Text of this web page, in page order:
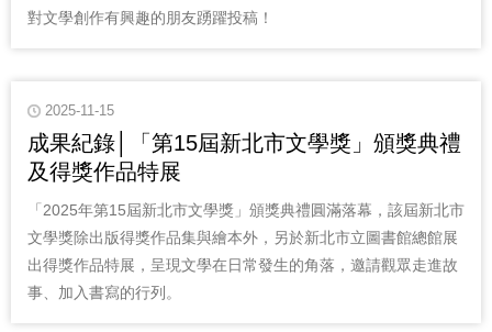
對文學創作有興趣的朋友踴躍投稿！
2025-11-15
成果紀錄│「第15屆新北市文學獎」頒獎典禮
及得獎作品特展
「2025年第15屆新北市文學獎」頒獎典禮圓滿落幕，該屆新北市
文學獎除出版得獎作品集與繪本外，另於新北市立圖書館總館展
出得獎作品特展，呈現文學在日常發生的角落，邀請觀眾走進故
事、加入書寫的行列。